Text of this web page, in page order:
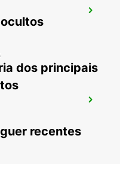
dos principais
recentes